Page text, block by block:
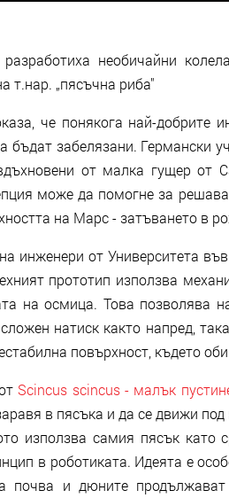
необичайни
т.нар. „пясъчна риба"
че понякога най-добрите
бъдат забелязани. Германски
от малка гущер от
може да помогне за
на Марс - затъването в
инженери от Университета
прототип използва
на осмица. Това позволява
натиск както напред,
повърхност, където
Scincus scincus - малък
в пясъка и да се движи
използва самия пясък като
в роботиката. Идеята е
почва и дюните